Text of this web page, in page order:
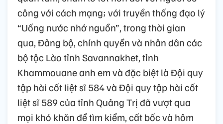
công với cách mạng; với truyền thống đạo lý
“Uống nước nhớ nguồn”, trong thời gian
qua, Đảng bộ, chính quyền và nhân dân các
bộ tộc Lào tỉnh Savannakhet, tỉnh
Khammouane anh em và đặc biệt là Đội quy
tập hài cốt liệt sĩ 584 và Đội quy tập hài cốt
liệt sĩ 589 của tỉnh Quảng Trị đã vượt qua
mọi khó khăn để tìm kiểm, cất bốc và hôm